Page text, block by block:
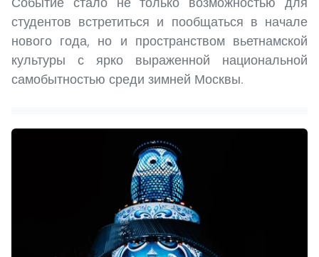
студентов встретиться и пообщаться в начале
нового года, но и пространством вьетнамской
культуры с ярко выраженной национальной
самобытностью среди зимней Москвы.